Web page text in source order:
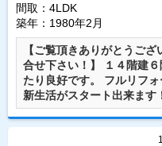
間取：4LDK
築年：1980年2月
【ご覧頂きありがとうご
合せ下さい！】 １４階建
たり良好です。 フルリフ
新生活がスタート出来ます